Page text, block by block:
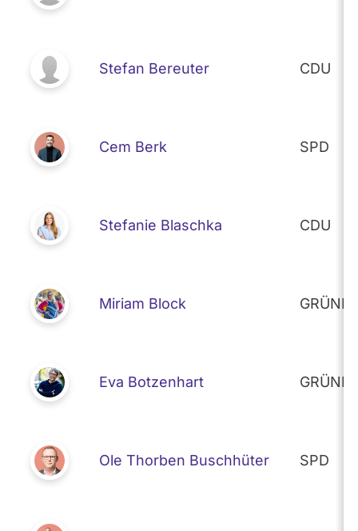
Stefan Bereuter CDU
Cem Berk SPD
Stefanie Blaschka CDU
Miriam Block GRÜNE
Eva Botzenhart GRÜNE
Ole Thorben Buschhüter SPD